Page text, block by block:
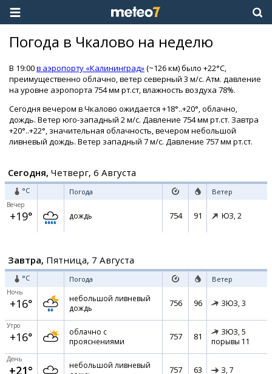
Погода в Чкалово на неделю
В 19:00в аэропорту «Калининград»(~126 км) было +22°C,
преимущественно облачно, ветер северный 3 м/с. Атм. давление
на уровне аэропорта 754 мм рт.ст, влажность воздуха 78%.
Сегодня вечером в Чкалово ожидается +18°..+20°, облачно,
дождь. Ветер юго-западный 2 м/с. Давление 754 мм рт.ст. Завтра
+20°..+22°, значительная облачность, вечером небольшой
ливневый дождь. Ветер западный 7 м/с. Давление 757 мм рт.ст.
Сегодня, Четверг, 6 Августа
°C Погода Ветер
Вечер
+19° дождь 754 91 ЮЗ, 2
Завтра, Пятница, 7 Августа
°C Погода Ветер
Ночь
+16°
небольшой ливневый
дождь
756 96 ЗЮЗ, 3
Утро
+16°
облачно с
прояснениями
757 81 ЗЮЗ, 5
порывы 11
День
+21°
небольшой ливневый
757 63 З, 7